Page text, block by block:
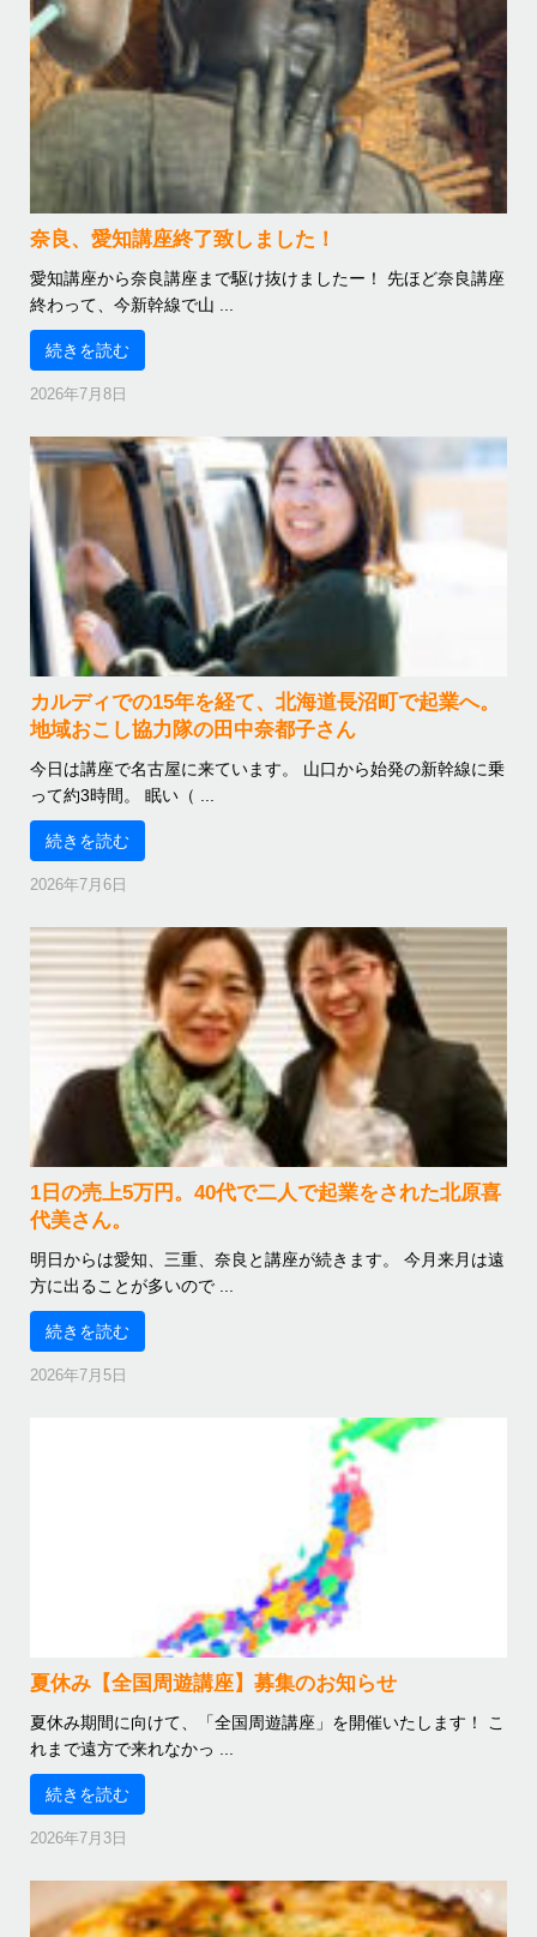
奈良、愛知講座終了致しました！
愛知講座から奈良講座まで駆け抜けましたー！ 先ほど奈良講座
終わって、今新幹線で山 ...
続きを読む
2026年7月8日
カルディでの15年を経て、北海道長沼町で起業へ。
地域おこし協力隊の田中奈都子さん
今日は講座で名古屋に来ています。 山口から始発の新幹線に乗
って約3時間。 眠い（ ...
続きを読む
2026年7月6日
1日の売上5万円。40代で二人で起業をされた北原喜
代美さん。
明日からは愛知、三重、奈良と講座が続きます。 今月来月は遠
方に出ることが多いので ...
続きを読む
2026年7月5日
夏休み【全国周遊講座】募集のお知らせ
夏休み期間に向けて、「全国周遊講座」を開催いたします！ こ
れまで遠方で来れなかっ ...
続きを読む
2026年7月3日